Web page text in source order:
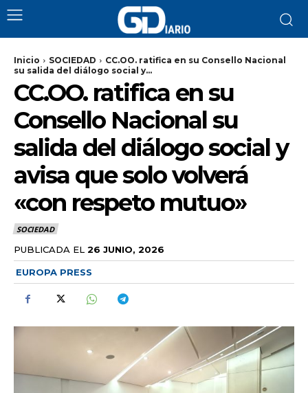
Inicio SOCIEDAD
CC.OO. ratifica en su Consello Nacional
su salida del diálogo social y...
CC.OO. ratifica en su
Consello Nacional su
salida del diálogo social y
avisa que solo volverá
«con respeto mutuo»
SOCIEDAD
PUBLICADA EL 26 JUNIO, 2026
EUROPA PRESS